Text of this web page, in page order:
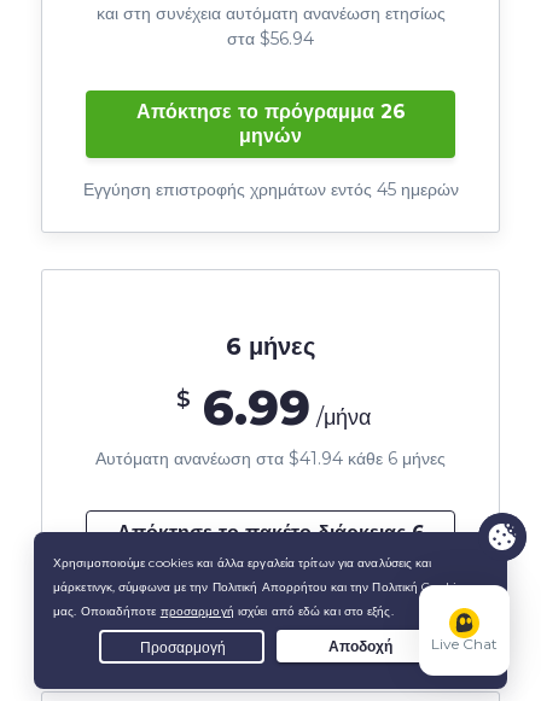
και στη συνέχεια αυτόματη ανανέωση ετησίως
στα $56.94
Απόκτησε το πρόγραμμα 26
μηνών
Εγγύηση επιστροφής χρημάτων εντός 45 ημερών
6 μήνες
$ 6.99 /μήνα
Αυτόματη ανανέωση στα $41.94 κάθε 6 μήνες
Απόκτησε το πακέτο διάρκειας 6
μηνών
Εγγύηση επιστροφής χρημάτων εντός 45 ημερών
Live Chat